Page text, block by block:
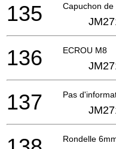
Capuchon de
135
ECROU M8
136
Pas
137
Rondelle